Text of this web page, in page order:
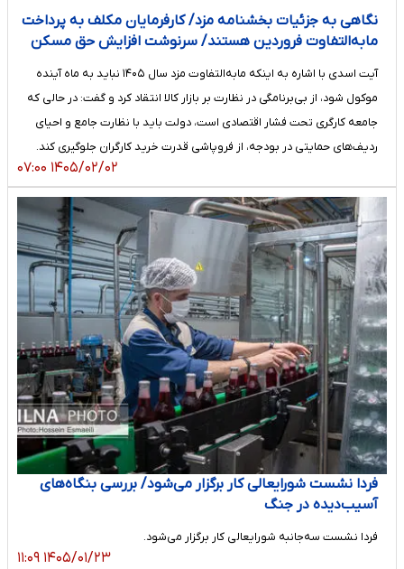
نگاهی به جزئیات بخشنامه مزد/ کارفرمایان مکلف به پرداخت
مابه‌التفاوت فروردین هستند/ سرنوشت افزایش حق مسکن
آیت اسدی با اشاره به اینکه مابه‌التفاوت مزد سال ۱۴۰۵ نباید به ماه آینده
موکول شود، از بی‌برنامگی در نظارت بر بازار کالا انتقاد کرد و گفت: در حالی که
جامعه کارگری تحت فشار اقتصادی است، دولت باید با نظارت جامع و احیای
ردیف‌های حمایتی در بودجه، از فروپاشی قدرت خرید کارگران جلوگیری کند.
۱۴۰۵/۰۲/۰۲ ۰۷:۰۰
فردا نشست شورایعالی کار برگزار می‌شود/ بررسی بنگاه‌های
آسیب‌دیده در جنگ
فردا نشست سه‌جانبه شورایعالی کار برگزار می‌شود.
۱۴۰۵/۰۱/۲۳ ۱۱:۰۹